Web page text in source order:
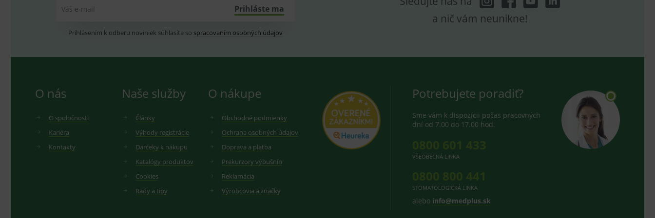
Váš e-mail Prihláste ma
Prihlásením k odberu noviniek súhlasíte so spracovaním osobných údajov
a nič vám neunikne!
O nás
O spoločnosti
Kariéra
Kontakty
Naše služby
Články
Výhody registrácie
Darčeky k nákupu
Katalógy produktov
Cookies
Rady a tipy
O nákupe
Obchodné podmienky
Ochrana osobných údajov
Doprava a platba
Prekurzory výbušnín
Reklamácia
Výrobcovia a značky
Potrebujete poradiť?
Sme vám k dispozícii počas pracovných
dní od 7.00 do 17.00 hod.
VŠEOBECNÁ LINKA
STOMATOLOGICKÁ LINKA
alebo info@medplus.sk